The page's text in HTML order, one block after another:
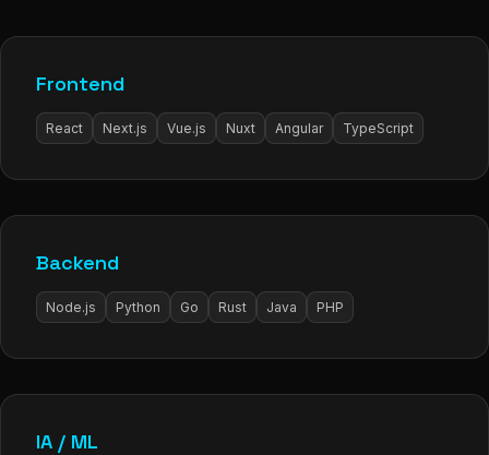
Frontend
React Next.js Vue.js Nuxt Angular TypeScript
Backend
Node.js Python Go Rust Java PHP
IA / ML